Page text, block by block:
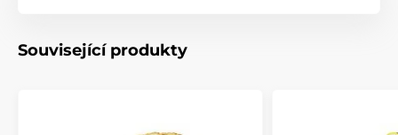
Související produkty